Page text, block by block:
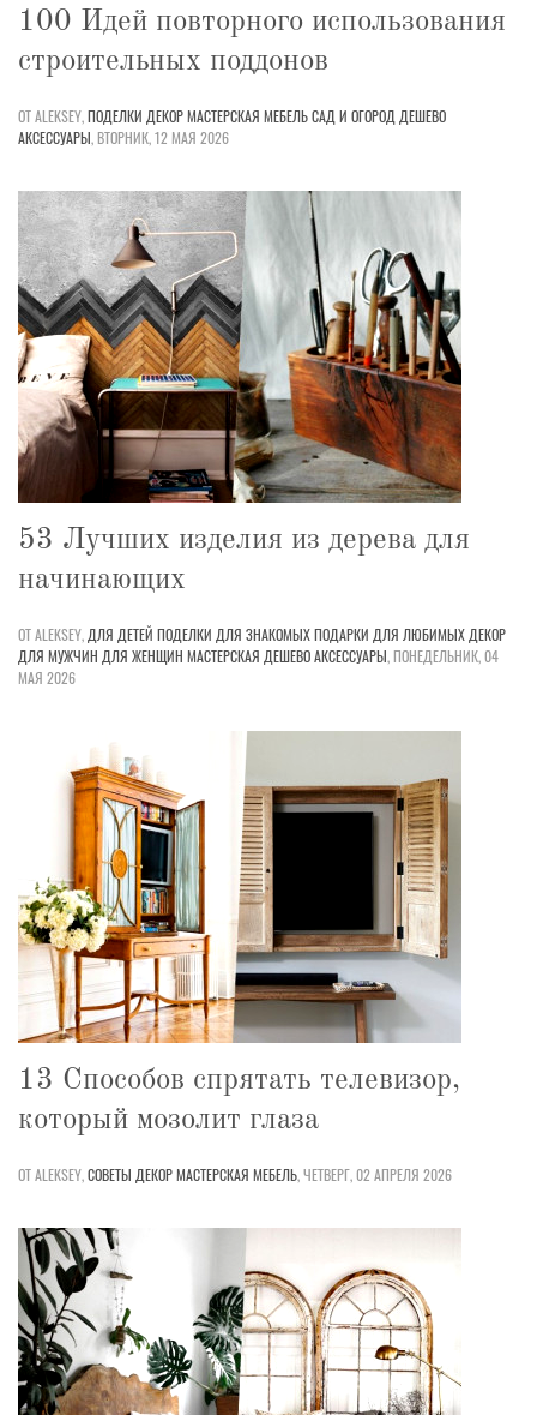
100 Идей повторного использования
строительных поддонов
ОТ ALEKSEY,ПОДЕЛКИ ДЕКОРМАСТЕРСКАЯ МЕБЕЛЬСАД И ОГОРОД ДЕШЕВО
АКСЕССУАРЫ,ВТОРНИК, 12 МАЯ 2026
53 Лучших изделия из дерева для
начинающих
ОТ ALEKSEY, ДЛЯ ДЕТЕЙ ПОДЕЛКИ ДЛЯ ЗНАКОМЫХПОДАРКИ ДЛЯ ЛЮБИМЫХ ДЕКОР
ДЛЯ МУЖЧИН ДЛЯ ЖЕНЩИН МАСТЕРСКАЯ ДЕШЕВОАКСЕССУАРЫ,ПОНЕДЕЛЬНИК, 04
МАЯ 2026
13 Способов спрятать телевизор,
который мозолит глаза
ОТ ALEKSEY,СОВЕТЫ ДЕКОРМАСТЕРСКАЯ МЕБЕЛЬ,ЧЕТВЕРГ, 02 АПРЕЛЯ 2026